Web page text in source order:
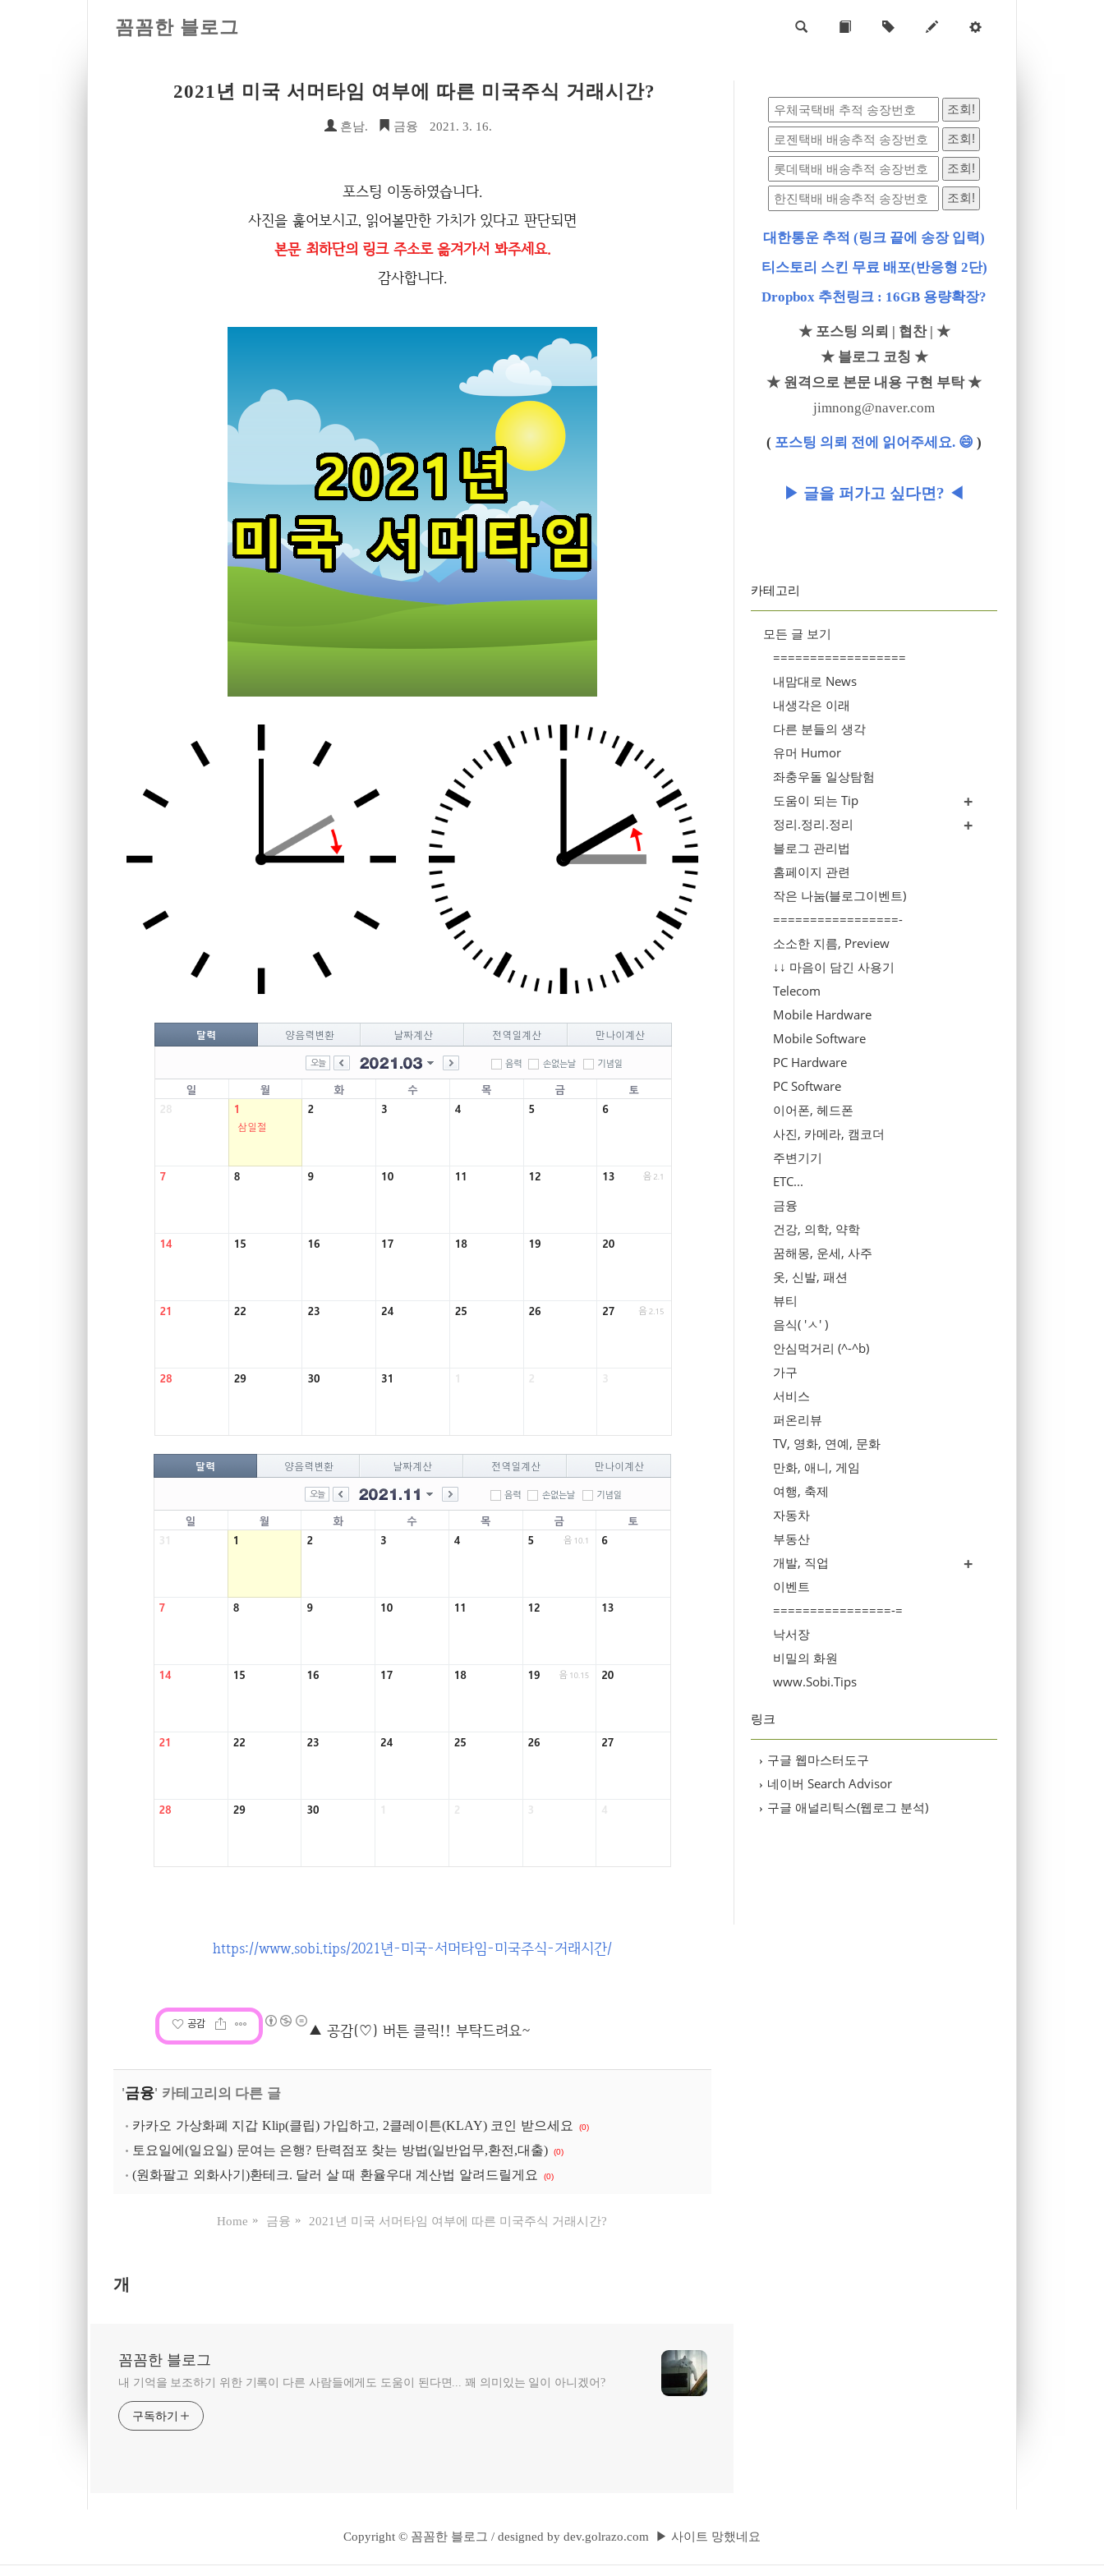
꼼꼼한 블로그
2021년 미국 서머타임 여부에 따른 미국주식 거래시간?
흔남. 금융 2021. 3. 16.
포스팅 이동하였습니다.
사진을 훑어보시고, 읽어볼만한 가치가 있다고 판단되면
본문 최하단의 링크 주소로 옮겨가서 봐주세요.
감사합니다.
https://www.sobi.tips/2021년-미국-서머타임-미국주식-거래시간/
공감
'금융' 카테고리의 다른 글
카카오 가상화폐 지갑 Klip(클립) 가입하고, 2클레이튼(KLAY) 코인 받으세요 (0)
토요일에(일요일) 문여는 은행? 탄력점포 찾는 방법(일반업무,환전,대출) (0)
(원화팔고 외화사기)환테크. 달러 살 때 환율우대 계산법 알려드릴게요 (0)
Home 금융 2021년 미국 서머타임 여부에 따른 미국주식 거래시간?
개
꼼꼼한 블로그
내 기억을 보조하기 위한 기록이 다른 사람들에게도 도움이 된다면... 꽤 의미있는 일이 아니겠어?
구독하기
대한통운 추적 (링크 끝에 송장 입력)
티스토리 스킨 무료 배포(반응형 2단)
Dropbox 추천링크 : 16GB 용량확장?
★ 포스팅 의뢰 | 협찬 | ★
★ 블로그 코칭 ★
★ 원격으로 본문 내용 구현 부탁 ★
jimnong@naver.com
( 포스팅 의뢰 전에 읽어주세요. 😄 )
▶ 글을 퍼가고 싶다면? ◀
카테고리
모든 글 보기
==================
내맘대로 News
내생각은 이래
다른 분들의 생각
유머 Humor
좌충우돌 일상탐험
도움이 되는 Tip
정리.정리.정리
블로그 관리법
홈페이지 관련
작은 나눔(블로그이벤트)
=================-
소소한 지름, Preview
↓↓ 마음이 담긴 사용기
Telecom
Mobile Hardware
Mobile Software
PC Hardware
PC Software
이어폰, 헤드폰
사진, 카메라, 캠코더
주변기기
ETC...
금융
건강, 의학, 약학
꿈해몽, 운세, 사주
옷, 신발, 패션
뷰티
음식( 'ㅅ' )
안심먹거리 (^-^b)
가구
서비스
퍼온리뷰
TV, 영화, 연예, 문화
만화, 애니, 게임
여행, 축제
자동차
부동산
개발, 직업
이벤트
================-=
낙서장
비밀의 화원
www.Sobi.Tips
링크
› 구글 웹마스터도구
› 네이버 Search Advisor
› 구글 애널리틱스(웹로그 분석)
Copyright © 꼼꼼한 블로그 / designed by dev.golrazo.com